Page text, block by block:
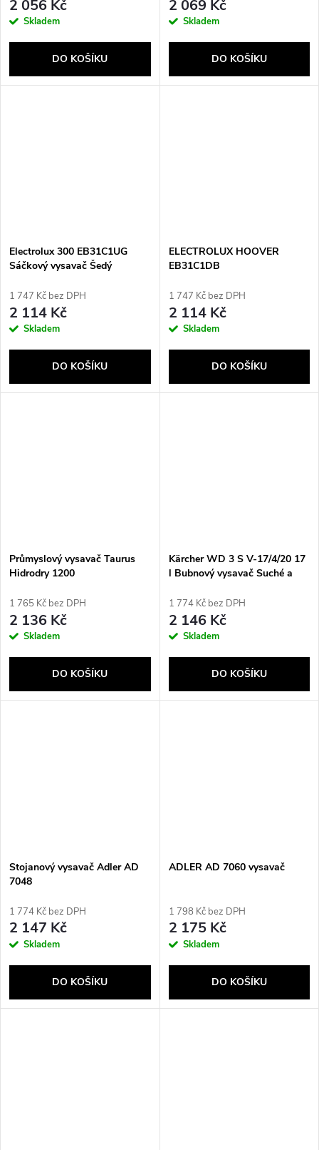
2 056 Kč
Skladem
DO KOŠÍKU
2 069 Kč
Skladem
DO KOŠÍKU
Electrolux 300 EB31C1UG
Sáčkový vysavač Šedý
1 747 Kč bez DPH
2 114 Kč
Skladem
DO KOŠÍKU
ELECTROLUX HOOVER
EB31C1DB
1 747 Kč bez DPH
2 114 Kč
Skladem
DO KOŠÍKU
Průmyslový vysavač Taurus
Hidrodry 1200
1 765 Kč bez DPH
2 136 Kč
Skladem
DO KOŠÍKU
Kärcher WD 3 S V-17/4/20 17
l Bubnový vysavač Suché a
sáček
1 774 Kč bez DPH
2 146 Kč
Skladem
DO KOŠÍKU
Stojanový vysavač Adler AD
7048
1 774 Kč bez DPH
2 147 Kč
Skladem
DO KOŠÍKU
ADLER AD 7060 vysavač
1 798 Kč bez DPH
2 175 Kč
Skladem
DO KOŠÍKU